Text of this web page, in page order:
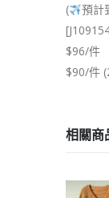
( 預計
$96/件
$90/件
相關商